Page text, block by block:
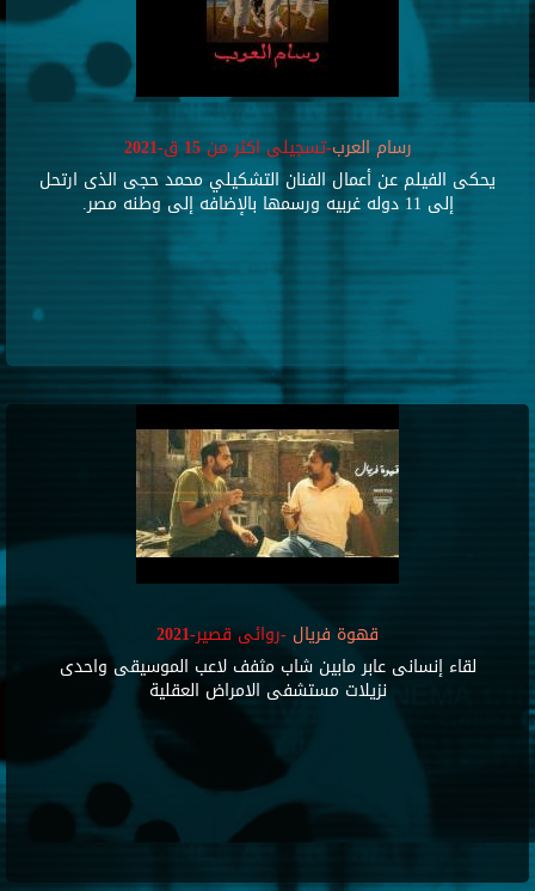
رسام العرب-تسجيلى اكثر من 15 ق-2021
يحكى الفيلم عن أعمال الفنان التشكيلي محمد حجى الذى ارتحل
إلى 11 دوله غربيه ورسمها بالإضافه إلى وطنه مصر.
قهوة فريال -روائى قصير-2021
لقاء إنسانى عابر مابين شاب مثفف لاعب الموسيقى واحدى
نزيلات مستشفى الامراض العقلية